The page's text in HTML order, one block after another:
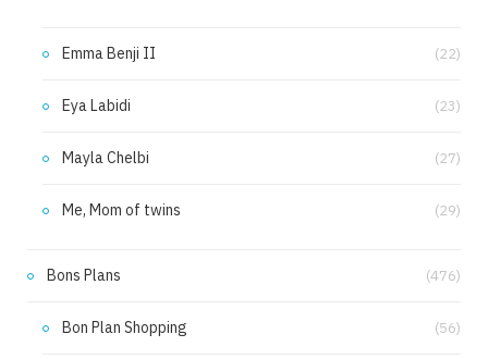
Emma Benji II (22)
Eya Labidi (23)
Mayla Chelbi (27)
Me, Mom of twins (29)
Bons Plans (476)
Bon Plan Shopping (56)